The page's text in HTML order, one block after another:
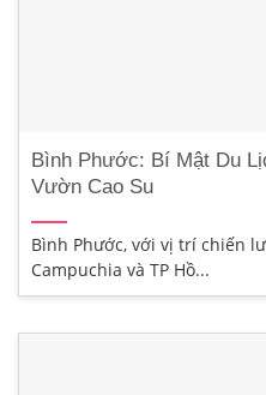
Bình Phước: Bí Mật Du
Vườn Cao Su
Bình Phước, với vị trí chiến
Campuchia và TP Hồ...